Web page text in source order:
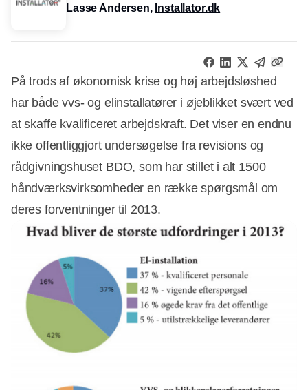
Lasse Andersen, Installator.dk
På trods af økonomisk krise og høj arbejdsløshed
har både vvs- og elinstallatører i øjeblikket svært ved
at skaffe kvalificeret arbejdskraft. Det viser en endnu
ikke offentliggjort undersøgelse fra revisions og
rådgivningshuset BDO, som har stillet i alt 1500
håndværksvirksomheder en række spørgsmål om
deres forventninger til 2013.